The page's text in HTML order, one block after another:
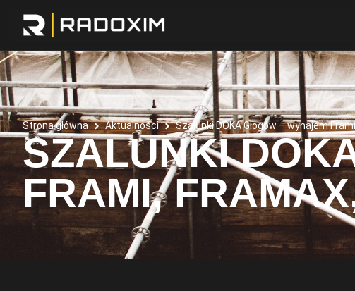
Strona główna Aktualności Szalunki DOKA Głogów – wynajem
SZALUNKI
FRAMI,